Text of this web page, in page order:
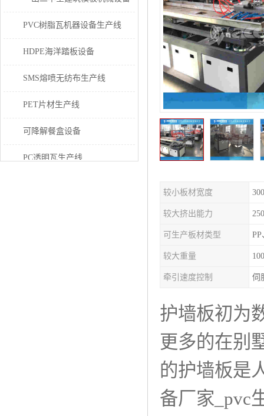
PVC树脂瓦机器设备生产线
HDPE海洋踏板设备
SMS熔喷无纺布生产线
PET片材生产线
可降解餐盒设备
PC透明瓦生产线
较小板材宽度
较大挤出能力
可生产板材类型 PP
较大重量
牵引速度控制 伺
护墙板初为
更多的在别
的护墙板是
备厂家_pvc